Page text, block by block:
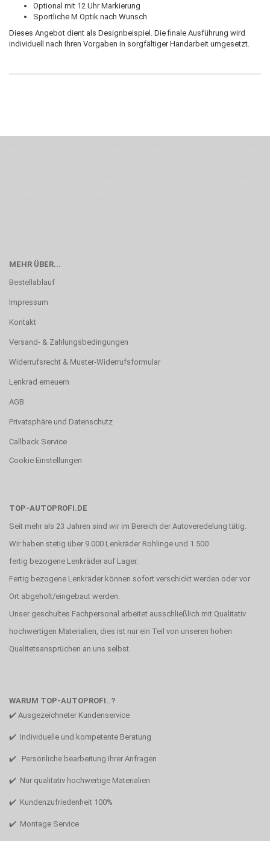
Optional mit 12 Uhr Markierung
Sportliche M Optik nach Wunsch
Dieses Angebot dient als Designbeispiel. Die finale Ausführung wird
individuell nach Ihren Vorgaben in sorgfältiger Handarbeit umgesetzt.
MEHR ÜBER...
Bestellablauf
Impressum
Kontakt
Versand- & Zahlungsbedingungen
Widerrufsrecht & Muster-Widerrufsformular
Lenkrad erneuern
AGB
Privatsphäre und Datenschutz
Callback Service
Cookie Einstellungen
TOP-AUTOPROFI.DE
Seit mehr als 23 Jahren sind wir im Bereich der Autoveredelung tätig.
Wir haben stetig über 9.000 Lenkräder Rohlinge und 1.500
fertig bezogene Lenkräder auf Lager.
Fertig bezogene Lenkräder können sofort verschickt werden oder vor
Ort abgeholt/eingebaut werden.
Unser geschultes Fachpersonal arbeitet ausschließlich mit Qualitativ
hochwertigen Materialien, dies ist nur ein Teil von unseren hohen
Qualitetsansprüchen an uns selbst.
WARUM TOP-AUTOPROFI..?
✔️ Ausgezeichneter Kundenservice
✔️ Individuelle und kompetente Beratung
✔️ Persönliche bearbeitung Ihrer Anfragen
✔️ Nur qualitativ hochwertige Materialien
✔️ Kundenzufriedenheit 100%
✔️ Montage Service